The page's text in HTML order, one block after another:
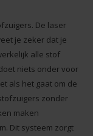
De laser
je zeker dat je
alle stof
niets onder voor
als het gaat om de
zonder
maken
Dit systeem zorgt